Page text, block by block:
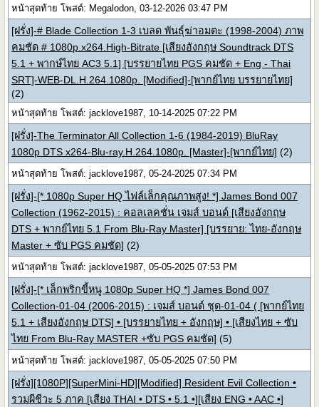
หน้าสุดท้าย โพสต์: Megalodon, 03-12-2026 03:47 PM
[ฝรั่ง]-# Blade Collection 1-3 เบลด พันธุ์ฆ่าอมตะ (1998-2004) ภาพ
คมชัด # 1080p.x264.High-Bitrate [เสียงอังกฤษ Soundtrack DTS
5.1 + พากษ์ไทย AC3 5.1] [บรรยายไทย PGS คมชัด + Eng - Thai
SRT]-WEB-DL.H.264.1080p. [Modified]-[พากย์ไทย บรรยายไทย]
(2)
หน้าสุดท้าย โพสต์: jacklove1987, 10-14-2025 07:22 PM
[ฝรั่ง]-The Terminator All Collection 1-6 (1984-2019) BluRay
1080p DTS x264-Blu-ray.H.264.1080p. [Master]-[พากย์ไทย] (2)
หน้าสุดท้าย โพสต์: jacklove1987, 05-24-2025 07:34 PM
[ฝรั่ง]-[* 1080p Super HQ ไฟล์เล็กคุณภาพสูง! *] James Bond 007
Collection (1962-2015) : คอลเลคชั่น เจมส์ บอนด์ [เสียงอังกฤษ
DTS + พากย์ไทย 5.1 From Blu-Ray Master] [บรรยาย: ไทย-อังกฤษ
Master + ซับ PGS คมชัด] (2)
หน้าสุดท้าย โพสต์: jacklove1987, 05-05-2025 07:53 PM
[ฝรั่ง]-[* เล็กพริกขี้หนู 1080p Super HQ *] James Bond 007
Collection-01-04 (2006-2015) : เจมส์ บอนด์ ชุด-01-04 ( [พากย์ไทย
5.1 + เสียงอังกฤษ DTS] • [บรรยายไทย + อังกฤษ] • [เสียงไทย + ซับ
ไทย From Blu-Ray MASTER +ซับ PGS คมชัด] (5)
หน้าสุดท้าย โพสต์: jacklove1987, 05-05-2025 07:50 PM
[ฝรั่ง][1080P][SuperMini-HD][Modified] Resident Evil Collection •
รวมผีชีวะ 5 ภาค [เสียง THAI • DTS • 5.1 •][เสียง ENG • AAC •]